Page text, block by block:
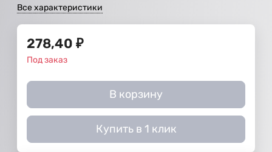
Все характеристики
278,40 ₽
Под заказ
В корзину
Купить в 1 клик